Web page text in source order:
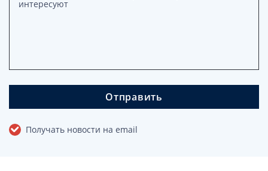
Отправить
Получать новости на email